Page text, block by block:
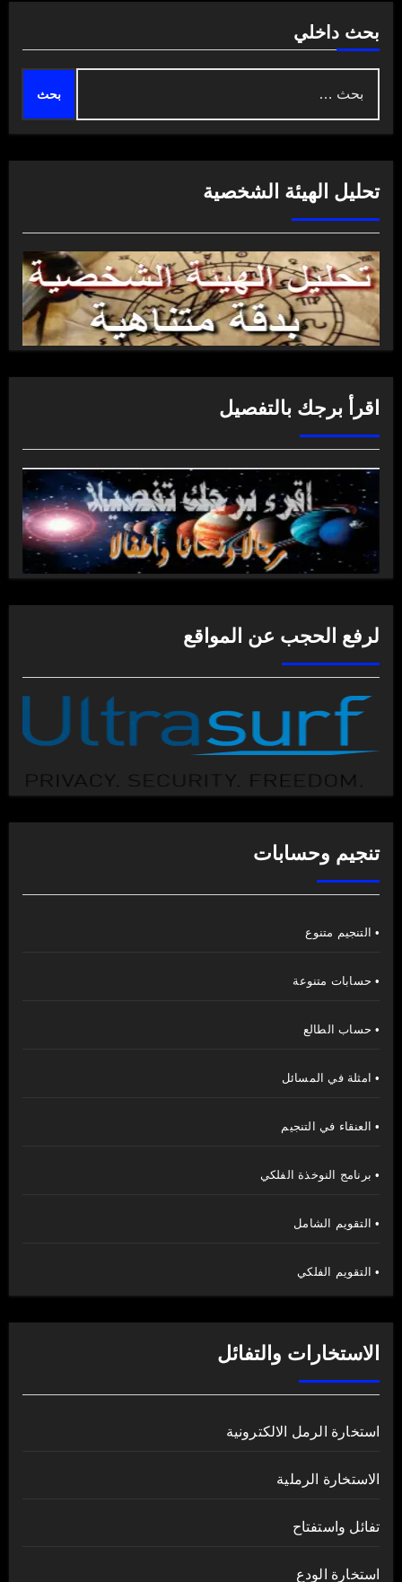
بحث داخلي
عن:
تحليل الهيئة الشخصية
اقرأ برجك بالتفصيل
لرفع الحجب عن المواقع
تنجيم وحسابات
• التنجيم متنوع
• حسابات متنوعة
• حساب الطالع
• امثلة في المسائل
• العنقاء في التنجيم
• برنامج النوخذة الفلكي
• التقويم الشامل
• التقويم الفلكي
الاستخارات والتفائل
استخارة الرمل الالكترونية
الاستخارة الرملية
تفائل واستفتاح
استخارة الودع